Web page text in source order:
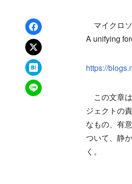
Facebookでシェア
xでポスト
はてなブックマーク
LINEで送る
マイクロ
A unifying
https://
この文章
ジェクトの
なもの、有
ついて、静
く。